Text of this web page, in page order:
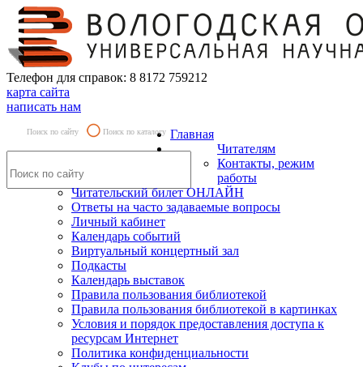
Телефон для справок: 8 8172 759212
карта сайта
написать нам
Поиск по сайту Поиск по каталогу Главная
Читателям
Контакты, режим
работы
Читательский билет ОНЛАЙН
Ответы на часто задаваемые вопросы
Личный кабинет
Календарь событий
Виртуальный концертный зал
Подкасты
Календарь выставок
Правила пользования библиотекой
Правила пользования библиотекой в картинках
Условия и порядок предоставления доступа к
ресурсам Интернет
Политика конфиденциальности